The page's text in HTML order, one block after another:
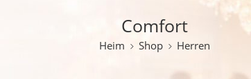
Comfort
Heim Shop Herren